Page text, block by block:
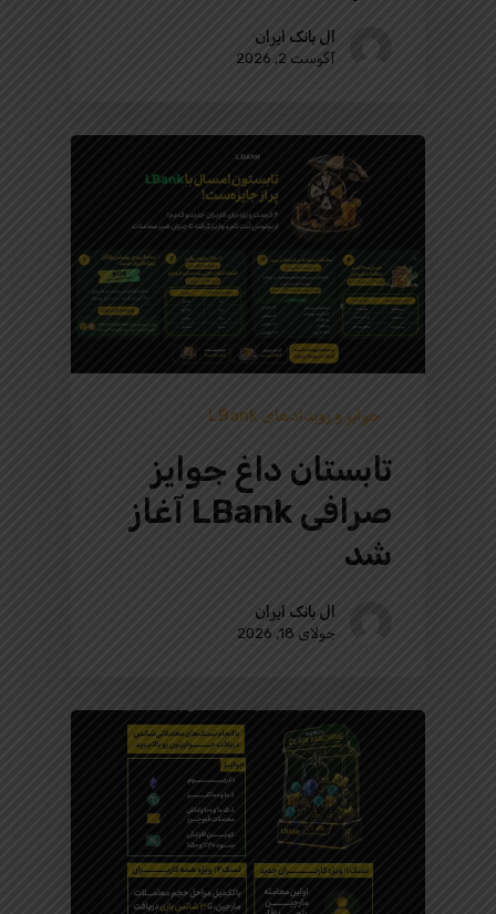
ال بانک ایران
آگوست 2, 2026
جوایز و رویدادهای LBank
تابستان داغ جوایز
صرافی LBank آغاز
شد
ال بانک ایران
جولای 18, 2026